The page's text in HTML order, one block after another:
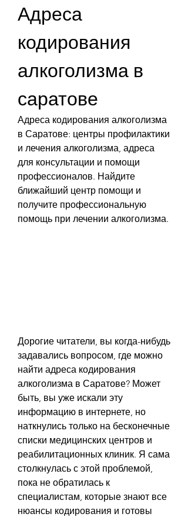
Адреса
кодирования
алкоголизма в
саратове
Адреса кодирования алкоголизма
в Саратове: центры профилактики
и лечения алкоголизма, адреса
для консультации и помощи
профессионалов. Найдите
ближайший центр помощи и
получите профессиональную
помощь при лечении алкоголизма.
Дорогие читатели, вы когда-нибудь
задавались вопросом, где можно
найти адреса кодирования
алкоголизма в Саратове? Может
быть, вы уже искали эту
информацию в интернете, но
наткнулись только на бесконечные
списки медицинских центров и
реабилитационных клиник. Я сама
столкнулась с этой проблемой,
пока не обратилась к
специалистам, которые знают все
нюансы кодирования и готовы